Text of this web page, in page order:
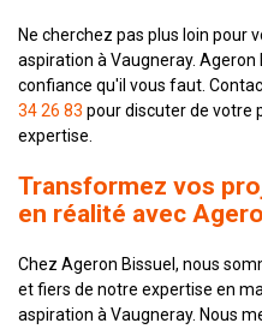
Ne cherchez pas plus loin pour
aspiration à Vaugneray.
confiance qu'il vous faut.
34 26 83 pour discuter de votre
expertise.
Transformez vos
en réalité avec
Chez Ageron Bissuel, nous
et fiers de notre expertise en
aspiration à Vaugneray. Nous